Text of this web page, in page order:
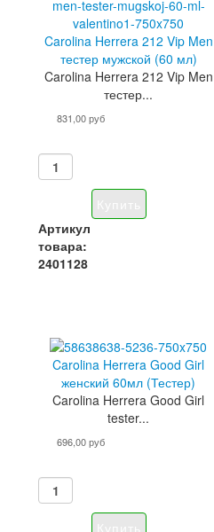
Carolina Herrera 212 Vip Men
тестер мужской (60 мл)
Carolina Herrera 212 Vip Men
тестер...
831,00 руб
Артикул
товара:
2401128
Carolina Herrera Good Girl
женский 60мл (Тестер)
Carolina Herrera Good Girl
tester...
696,00 руб